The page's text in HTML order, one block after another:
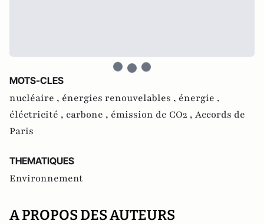
MOTS-CLES
nucléaire , énergies renouvelables , énergie ,
éléctricité , carbone , émission de CO2 , Accords de
Paris
THEMATIQUES
Environnement
A PROPOS DES AUTEURS